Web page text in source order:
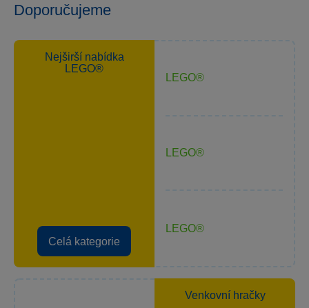
Doporučujeme
Nejširší nabídka
LEGO®
Celá kategorie
LEGO®
LEGO®
LEGO®
Venkovní hračky